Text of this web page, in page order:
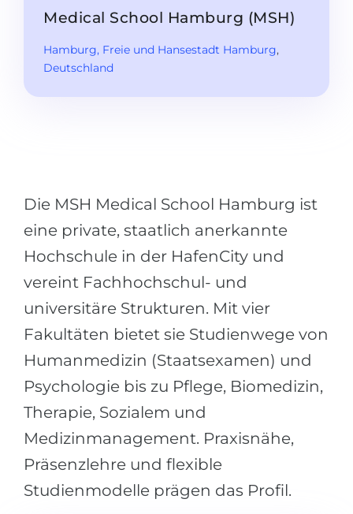
Freshman / Foundation
Vorbereitung aufs Studienkolleg
Spezialkurse
Bundesländer
Städte
Berufe
Studienfächer
Beispiel-Stellenangebote
BERUFSORIENTIERUNG
Holland-Test
Interessenkarte-Test
RIASEC-Test
12-jähriger Schule (NIS)
Bachelorabschluss
Masterabschluss
BEWERBEN FÜR FACHRICHTUNG …
Management
Anderes Fach
BEWERBEN AUS …
Russland
Ukraine
Medical School Hamburg (MSH)
Hamburg, Freie und Hansestadt Hamburg,
Deutschland
Die MSH Medical School Hamburg ist
eine private, staatlich anerkannte
Hochschule in der HafenCity und
vereint Fachhochschul- und
universitäre Strukturen. Mit vier
Fakultäten bietet sie Studienwege von
Humanmedizin (Staatsexamen) und
Psychologie bis zu Pflege, Biomedizin,
Therapie, Sozialem und
Medizinmanagement. Praxisnähe,
Präsenzlehre und flexible
Studienmodelle prägen das Profil.